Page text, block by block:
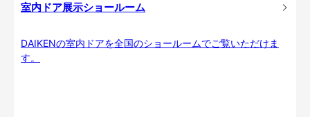
室内ドア展示ショールーム
DAIKENの室内ドアを全国のショールームでご覧いただけま
す。